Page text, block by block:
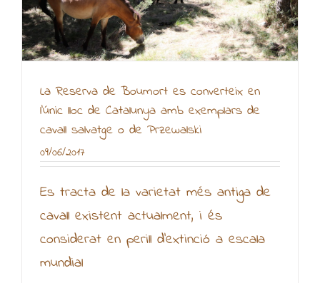
La Reserva de Boumort es converteix en
l’únic lloc de Catalunya amb exemplars de
cavall salvatge o de Przewalski
09/06/2017
Es tracta de la varietat més antiga de
cavall existent actualment, i és
considerat en perill d'extinció a escala
mundial